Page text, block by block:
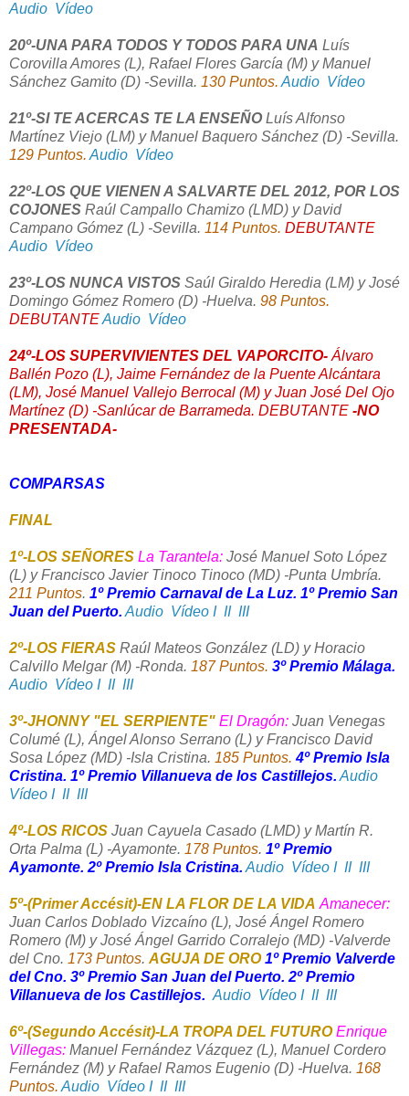
Audio Vídeo
20º-UNA PARA TODOS Y TODOS PARA UNA Luís
Corovilla Amores (L), Rafael Flores García (M) y Manuel
Sánchez Gamito (D) -Sevilla. 130 Puntos. Audio Vídeo
21º-SI TE ACERCAS TE LA ENSEÑOLuís Alfonso
Martínez Viejo (LM) y Manuel Baquero Sánchez (D) -Sevilla.
129 Puntos. Audio Vídeo
22º-LOS QUE VIENEN A SALVARTE DEL 2012, POR LOS
COJONES Raúl Campallo Chamizo (LMD) y David
Campano Gómez (L) -Sevilla. 114 Puntos. DEBUTANTE
Audio Vídeo
23º-LOS NUNCA VISTOS Saúl Giraldo Heredia (LM) y José
Domingo Gómez Romero (D) -Huelva. 98 Puntos.
DEBUTANTEAudio Vídeo
24º-LOS SUPERVIVIENTES DEL VAPORCITO-Álvaro
Ballén Pozo (L), Jaime Fernández de la Puente Alcántara
(LM), José Manuel Vallejo Berrocal (M) y Juan José Del Ojo
Martínez (D) -Sanlúcar de Barrameda. DEBUTANTE -NO
PRESENTADA-
COMPARSAS
FINAL
1º-LOS SEÑORES La Tarantela: José Manuel Soto López
(L) y Francisco Javier Tinoco Tinoco (MD) -Punta Umbría.
211 Puntos. 1º Premio Carnaval de La Luz. 1º Premio San
Juan del Puerto. Audio Vídeo I II III
2º-LOS FIERAS Raúl Mateos González (LD) y Horacio
Calvillo Melgar (M) -Ronda. 187 Puntos. 3º Premio Málaga.
Audio Vídeo I II III
3º-JHONNY "EL SERPIENTE" El Dragón: Juan Venegas
Columé (L), Ángel Alonso Serrano (L) y Francisco David
Sosa López (MD) -Isla Cristina. 185 Puntos. 4º Premio Isla
Cristina. 1º Premio Villanueva de los Castillejos. Audio
Vídeo I II III
4º-LOS RICOS Juan Cayuela Casado (LMD) y Martín R.
Orta Palma (L) -Ayamonte. 178 Puntos. 1º Premio
Ayamonte. 2º Premio Isla Cristina. Audio Vídeo I II III
5º-(Primer Accésit)-EN LA FLOR DE LA VIDA Amanecer:
Juan Carlos Doblado Vizcaíno (L), José Ángel Romero
Romero (M) y José Ángel Garrido Corralejo (MD) -Valverde
del Cno. 173 Puntos.AGUJA DE ORO 1º Premio Valverde
del Cno. 3º Premio San Juan del Puerto. 2º Premio
Villanueva de los Castillejos.Audio Vídeo I II III
6º-(Segundo Accésit)-LA TROPA DEL FUTURO Enrique
Villegas: Manuel Fernández Vázquez (L), Manuel Cordero
Fernández (M) y Rafael Ramos Eugenio (D) -Huelva. 168
Puntos. Audio Vídeo I II III